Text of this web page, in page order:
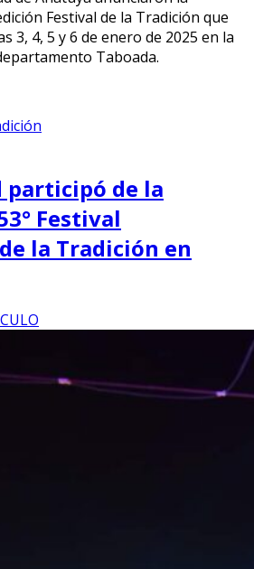
Festival de la Tradición que
3, 4, 5 y 6 de enero de 2025 en la
Taboada.
de la
Festival
la Tradición en